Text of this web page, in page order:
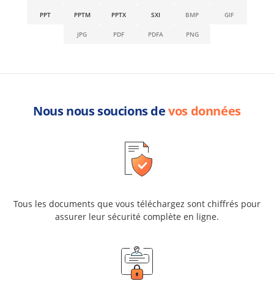
PPT PPTM PPTX SXI BMP GIF
JPG PDF PDFA PNG
Nous nous soucions devos données
Tous les documents que vous téléchargez sont chiffrés pour
assurer leur sécurité complète en ligne.